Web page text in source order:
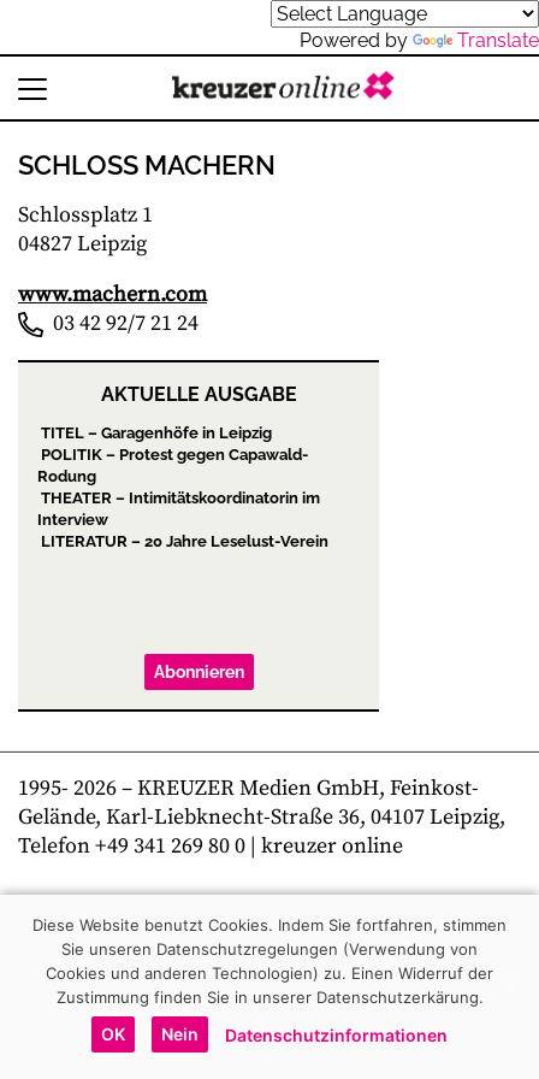
Powered by Translate
SCHLOSS MACHERN
Schlossplatz 1
04827 Leipzig
www.machern.com
03 42 92/7 21 24
AKTUELLE AUSGABE
TITEL – Garagenhöfe in Leipzig
POLITIK – Protest gegen Capawald-
Rodung
THEATER – Intimitätskoordinatorin im
Interview
LITERATUR – 20 Jahre Leselust-Verein
Abonnieren
1995- 2026– KREUZER Medien GmbH, Feinkost-
Gelände, Karl-Liebknecht-Straße 36, 04107 Leipzig,
Telefon +49 341 269 80 0 | kreuzer online
Diese Website benutzt Cookies. Indem Sie fortfahren, stimmen
Sie unseren Datenschutzregelungen (Verwendung von
Cookies und anderen Technologien) zu. Einen Widerruf der
Zustimmung finden Sie in unserer Datenschutzerkärung.
OK Nein Datenschutzinformationen